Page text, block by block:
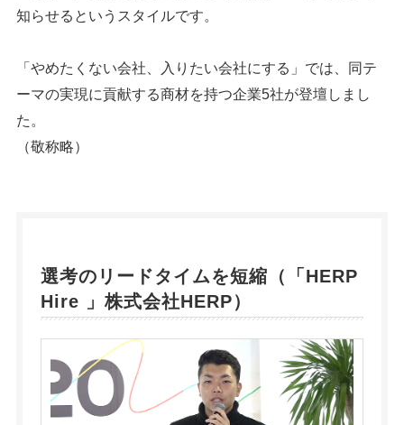
知らせるというスタイルです。
「やめたくない会社、入りたい会社にする」では、同テ
ーマの実現に貢献する商材を持つ企業5社が登壇しまし
た。
（敬称略）
選考のリードタイムを短縮（「 HERP
Hire
」株式会社HERP）